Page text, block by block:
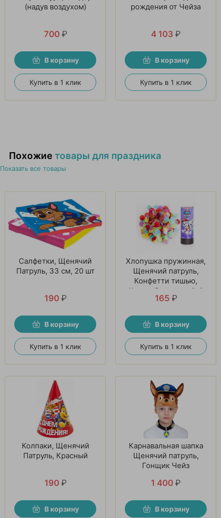
(надув воздухом)
700 ₽
В корзину
Купить в 1 клик
рождения от Чейза
4 103 ₽
В корзину
Купить в 1 клик
Похожие товары для праздника
Показать все товары
Салфетки, Щенячий
Патруль, 33 см, 20 шт
190 ₽
В корзину
Купить в 1 клик
Хлопушка пружинная,
Щенячий патруль,
Конфетти тишью,
Круги, Сиреневый, 1
шт
165 ₽
В корзину
Купить в 1 клик
Колпаки, Щенячий
Патруль, Красный
190 ₽
В корзину
Карнавальная шапка
Щенячий патруль,
Гонщик Чейз
1 400 ₽
В корзину